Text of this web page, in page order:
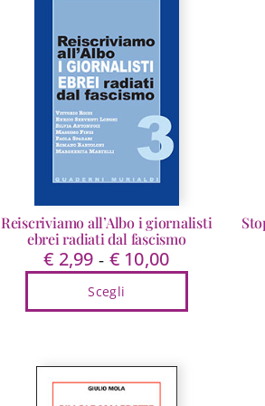
Reiscriviamo all’Albo i giornalisti
ebrei radiati dal fascismo
€ 2,99 - €10,00Fascia
di
Scegli
ha
più